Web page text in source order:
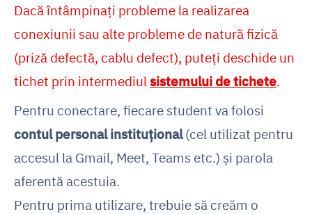
Dacă întâmpinați probleme la realizarea
conexiunii sau alte probleme de natură fizică
(priză defectă, cablu defect), puteți deschide un
tichet prin intermediul sistemului de tichete.
Pentru conectare, fiecare student va folosi
contul personal instituțional(cel utilizat pentru
accesul la Gmail, Meet, Teams etc.) și parola
aferentă acestuia.
Pentru prima utilizare, trebuie să creăm o